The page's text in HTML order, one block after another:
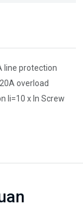
line protection
overload
Ii=10 x In Screw